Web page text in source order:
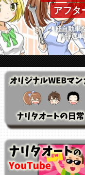
アフタ
軽自動車
「特選